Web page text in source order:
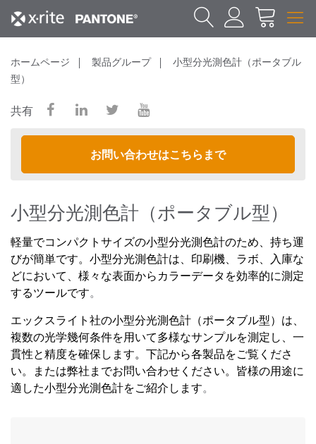
ホームページ 製品グループ
小型分光測色計（ポータブル
型）
共有
お問い合わせはこちらまで
小型分光測色計（ポータブル型）
軽量でコンパクトサイズの小型分光測色計のため、持ち運
びが簡単です。小型分光測色計は、印刷機、ラボ、入庫な
どにおいて、様々な表面からカラーデータを効率的に測定
するツールです。
エックスライト社の小型分光測色計（ポータブル型）は、
複数の光学幾何条件を用いて多様なサンプルを測定し、一
貫性と精度を確保します。下記から各製品をご覧くださ
い。または弊社までお問い合わせください。皆様の用途に
適した小型分光測色計をご紹介します。